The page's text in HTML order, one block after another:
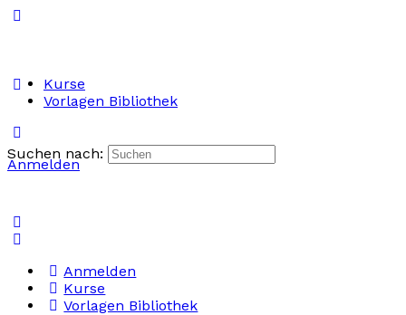
Kurse
Vorlagen Bibliothek
Anmelden
Suchen nach:
Anmelden
Kurse
Vorlagen Bibliothek